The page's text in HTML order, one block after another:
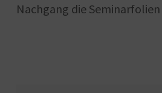
Nachgang die